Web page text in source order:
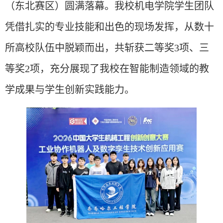
（东北赛区）圆满落幕。我校机电学院学生团队
凭借扎实的专业技能和出色的现场发挥，从数十
所高校队伍中脱颖而出，共斩获二等奖3项、三
等奖2项，充分展现了我校在智能制造领域的教
学成果与学生创新实践能力。